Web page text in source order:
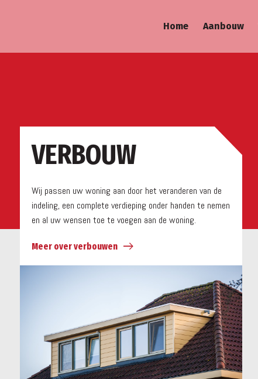
Home Aanbouw
VERBOUW
Wij passen uw woning aan door het veranderen van de
indeling, een complete verdieping onder handen te nemen
en al uw wensen toe te voegen aan de woning.
Meer over verbouwen